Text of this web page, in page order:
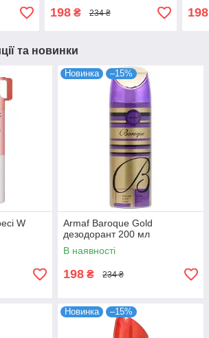
198₴ 234 ₴ 198
та новинки
W
Новинка –15%
Armaf Baroque Gold
дезодорант 200 мл
В наявності
198 ₴ 234 ₴
Новинка –15%